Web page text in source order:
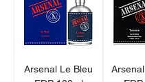
Arsenal Le Bleu